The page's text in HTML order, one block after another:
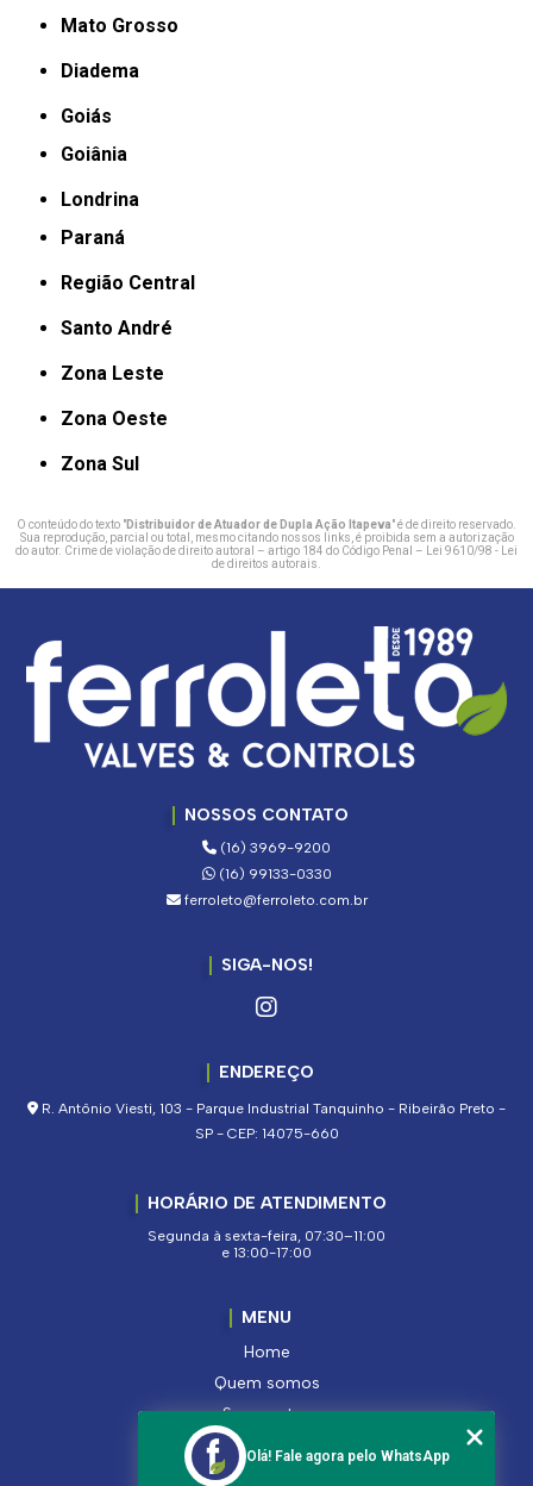
Mato Grosso
Diadema
Goiás
Goiânia
Londrina
Paraná
Região Central
Santo André
Zona Leste
Zona Oeste
Zona Sul
O conteúdo do texto "Distribuidor de Atuador de Dupla Ação Itapeva" é de direito reservado.
Sua reprodução, parcial ou total, mesmo citando nossos links, é proibida sem a autorização
do autor. Crime de violação de direito autoral – artigo 184 do Código Penal –
Lei 9610/98 - Lei
de direitos autorais
NOSSOS CONTATO
(16) 3969-9200
(16) 99133-0330
ferroleto@ferroleto.com.br
SIGA-NOS!
ENDEREÇO
R. Antônio Viesti, 103 - Parque Industrial Tanquinho - Ribeirão Preto -
SP - CEP: 14075-660
HORÁRIO DE ATENDIMENTO
Segunda à sexta-feira, 07:30–11:00
e 13:00-17:00
MENU
Home
Quem somos
Segmentos
Serviços
Produtos
Olá! Fale agora pelo WhatsApp